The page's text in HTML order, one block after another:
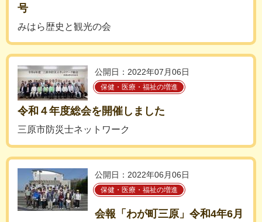
号
みはら歴史と観光の会
公開日：2022年07月06日
保健・医療・福祉の増進
令和４年度総会を開催しました
三原市防災士ネットワーク
公開日：2022年06月06日
保健・医療・福祉の増進
会報「わが町三原」令和4年6月